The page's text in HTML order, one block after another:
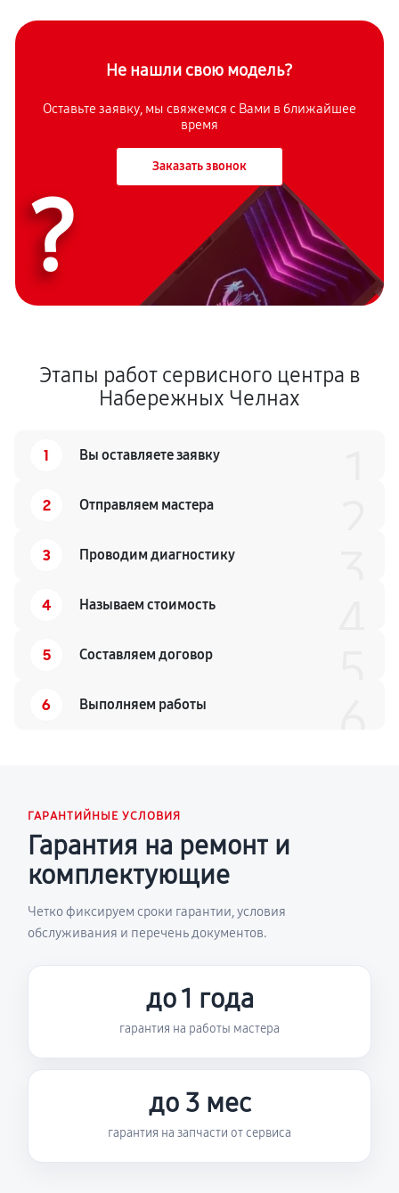
Не нашли свою модель?
Оставьте заявку, мы свяжемся с Вами в ближайшее
время
Заказать звонок
?
Этапы работ сервисного центра в
Набережных Челнах
1 Вы оставляете заявку
2 Отправляем мастера
3 Проводим диагностику
4 Называем стоимость
5 Составляем договор
6 Выполняем работы
ГАРАНТИЙНЫЕ УСЛОВИЯ
Гарантия на ремонт и
комплектующие
Четко фиксируем сроки гарантии, условия
обслуживания и перечень документов.
до 1 года
гарантия на работы мастера
до 3 мес
гарантия на запчасти от сервиса